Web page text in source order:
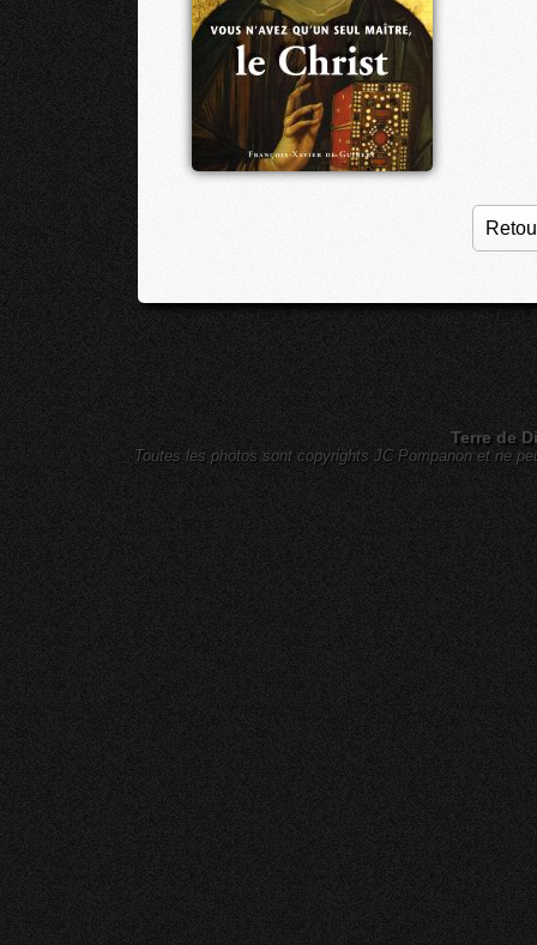
Terre de
Toutes les photos sont copyrights JC Pompanon et ne